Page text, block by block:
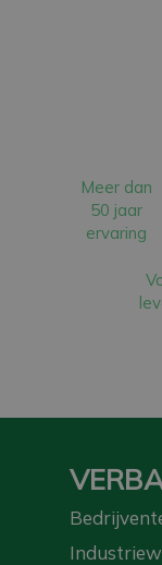
Meer dan
50 jaar
ervaring